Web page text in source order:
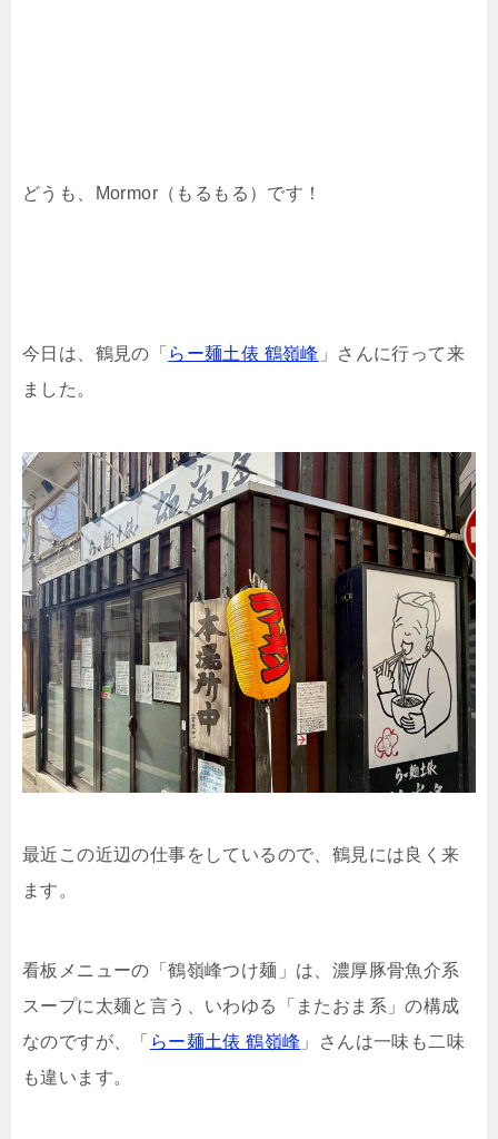
どうも、Mormor（もるもる）です！
今日は、鶴見の「 らー麺土俵 鶴嶺峰 」さんに行って来
ました。
最近この近辺の仕事をしているので、鶴見には良く来
ます。
看板メニューの「鶴嶺峰つけ麺」は、濃厚豚骨魚介系
スープに太麺と言う、いわゆる「またおま系」の構成
なのですが、「 らー麺土俵 鶴嶺峰 」さんは一味も二味
も違います。